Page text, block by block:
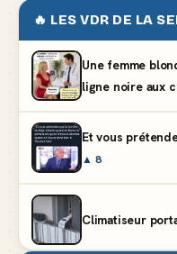
🔥 LES VDR DE LA
Une femme
ligne noire aux
Et vous
▲ 8
Climatiseur